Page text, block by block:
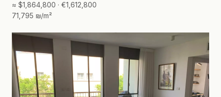
≈ $1,864,800 · €1,612,800
71,795 ₪/m²